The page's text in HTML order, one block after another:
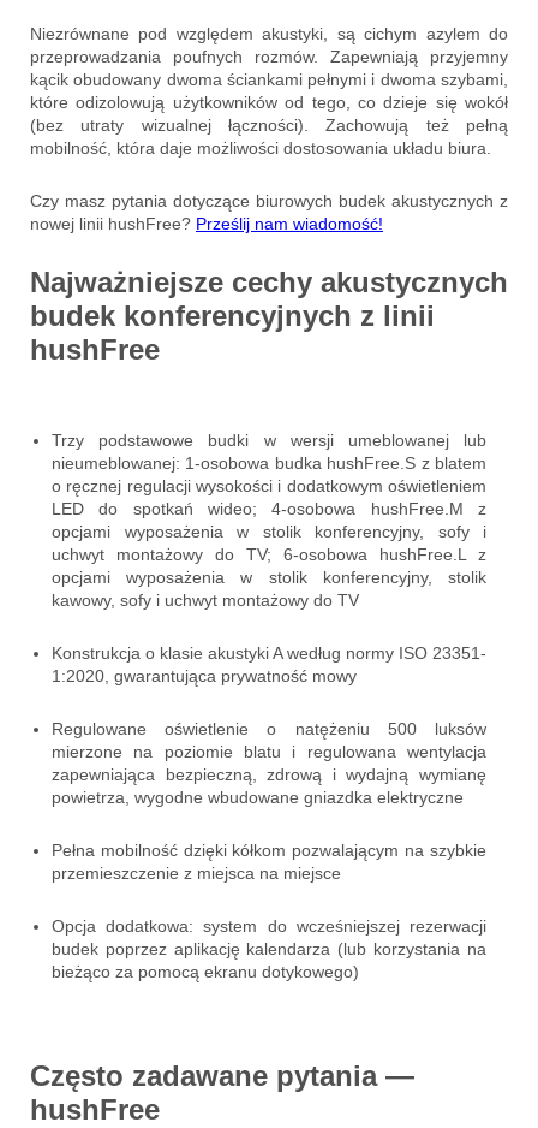
Niezrównane pod względem akustyki, są cichym azylem do
przeprowadzania poufnych rozmów. Zapewniają przyjemny
kącik obudowany dwoma ściankami pełnymi i dwoma szybami,
które odizolowują użytkowników od tego, co dzieje się wokół
(bez utraty wizualnej łączności). Zachowują też pełną
mobilność, która daje możliwości dostosowania układu biura.
Czy masz pytania dotyczące biurowych budek akustycznych z
nowej linii hushFree? Prześlij nam wiadomość!
Najważniejsze cechy akustycznych
budek konferencyjnych z linii
hushFree
Trzy podstawowe budki w wersji umeblowanej lub
nieumeblowanej: 1-osobowa budka hushFree.S z blatem
o ręcznej regulacji wysokości i dodatkowym oświetleniem
LED do spotkań wideo; 4-osobowa hushFree.M z
opcjami wyposażenia w stolik konferencyjny, sofy i
uchwyt montażowy do TV; 6-osobowa hushFree.L z
opcjami wyposażenia w stolik konferencyjny, stolik
kawowy, sofy i uchwyt montażowy do TV
Konstrukcja o klasie akustyki A według normy ISO 23351-
1:2020, gwarantująca prywatność mowy
Regulowane oświetlenie o natężeniu 500 luksów
mierzone na poziomie blatu i regulowana wentylacja
zapewniająca bezpieczną, zdrową i wydajną wymianę
powietrza, wygodne wbudowane gniazdka elektryczne
Pełna mobilność dzięki kółkom pozwalającym na szybkie
przemieszczenie z miejsca na miejsce
Opcja dodatkowa: system do wcześniejszej rezerwacji
budek poprzez aplikację kalendarza (lub korzystania na
bieżąco za pomocą ekranu dotykowego)
Często zadawane pytania —
hushFree